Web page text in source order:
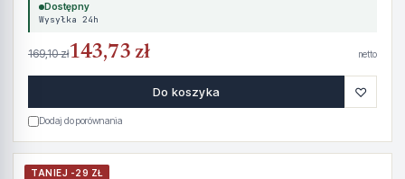
Dostępny
Wysyłka 24h
169,10 zł143,73 zł netto
Do koszyka ♡
Dodaj do porównania
TANIEJ -29 ZŁ